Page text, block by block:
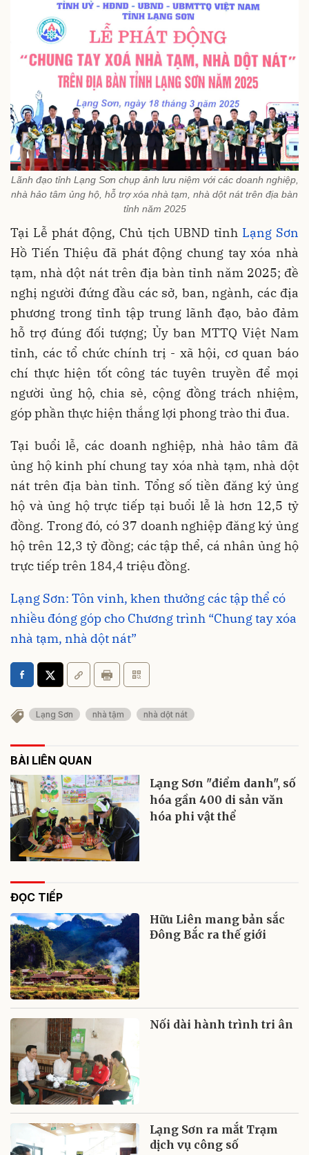
Lãnh đạo tỉnh Lạng Sơn chụp ảnh lưu niệm với các doanh nghiệp,
nhà hảo tâm ủng hộ, hỗ trợ xóa nhà tạm, nhà dột nát trên địa bàn
tỉnh năm 2025
Tại Lễ phát động, Chủ tịch UBND tỉnh Lạng Sơn
Hồ Tiến Thiệu đã phát động chung tay xóa nhà
tạm, nhà dột nát trên địa bàn tỉnh năm 2025; đề
nghị người đứng đầu các sở, ban, ngành, các địa
phương trong tỉnh tập trung lãnh đạo, bảo đảm
hỗ trợ đúng đối tượng; Ủy ban MTTQ Việt Nam
tỉnh, các tổ chức chính trị - xã hội, cơ quan báo
chí thực hiện tốt công tác tuyên truyền để mọi
người ủng hộ, chia sẻ, cộng đồng trách nhiệm,
góp phần thực hiện thắng lợi phong trào thi đua.
Tại buổi lễ, các doanh nghiệp, nhà hảo tâm đã
ủng hộ kinh phí chung tay xóa nhà tạm, nhà dột
nát trên địa bàn tỉnh. Tổng số tiền đăng ký ủng
hộ và ủng hộ trực tiếp tại buổi lễ là hơn 12,5 tỷ
đồng. Trong đó, có 37 doanh nghiệp đăng ký ủng
hộ trên 12,3 tỷ đồng; các tập thể, cá nhân ủng hộ
trực tiếp trên 184,4 triệu đồng.
Lạng Sơn: Tôn vinh, khen thưởng các tập thể có
nhiều đóng góp cho Chương trình “Chung tay xóa
nhà tạm, nhà dột nát”
Lạng Sơn nhà tậm nhà dột nát
BÀI LIÊN QUAN
Lạng Sơn "điểm danh", số
hóa gần 400 di sản văn
hóa phi vật thể
ĐỌC TIẾP
Hữu Liên mang bản sắc
Đông Bắc ra thế giới
Nối dài hành trình tri ân
Lạng Sơn ra mắt Trạm
dịch vụ công số